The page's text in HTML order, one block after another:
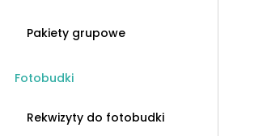
Pakiety grupowe
Fotobudki
Rekwizyty do fotobudki